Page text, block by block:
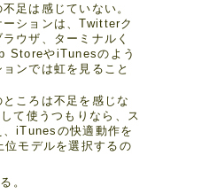
足は感じていない。
ションは、Twitterク
ウザ、ターミナルく
StoreやiTunesのよう
ンでは虹を見ること
ころは不足を感じな
て使うつもりなら、ス
、iTunesの快適動作を
モデルを選択するの
。